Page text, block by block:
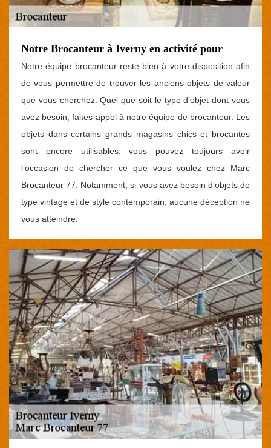
Notre Brocanteur à Iverny en activité pour
Notre équipe brocanteur reste bien à votre disposition afin
de vous permettre de trouver les anciens objets de valeur
que vous cherchez. Quel que soit le type d’objet dont vous
avez besoin, faites appel à notre équipe de brocanteur. Les
objets dans certains grands magasins chics et brocantes
sont encore utilisables, vous pouvez toujours avoir
l’occasion de chercher ce que vous voulez chez Marc
Brocanteur 77. Notamment, si vous avez besoin d’objets de
type vintage et de style contemporain, aucune déception ne
vous atteindre.